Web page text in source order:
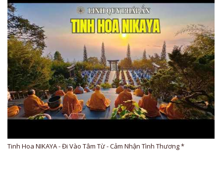
Tinh Hoa NIKAYA - Đi Vào Tâm Từ - Cảm Nhận Tình Thương *